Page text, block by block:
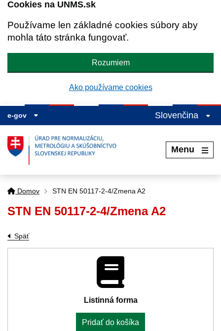
Cookies na UNMS.sk
Používame len základné cookies súbory aby
mohla táto stránka fungovať.
Rozumiem
Ako používame cookies
e-gov Slovenčina
Menu
Domov STN EN 50117-2-4/Zmena A2
STN EN 50117-2-4/Zmena A2
Späť
Listinná forma
Pridať do košíka